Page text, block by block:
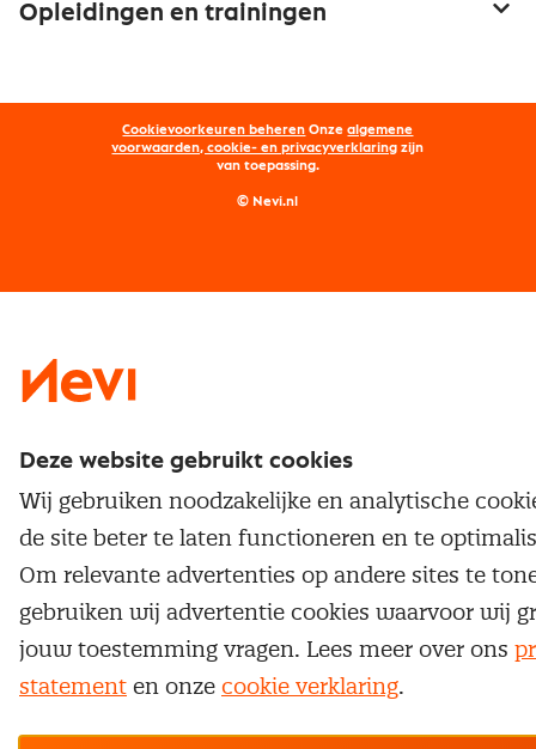
Netwerk en communities
Word lid van Nevi
Nevi PMI®
Onderhandelen
Opleidingen en trainingen
Opleidingen
Maatwerk
Nevi 2
Cookievoorkeuren beheren Onzealgemene
voorwaarden, cookie- en privacyverklaring zijn
van toepassing.
© Nevi.nl
Deze website gebruikt cookies
Wij gebruiken noodzakelijke en analytische
de site beter te laten functioneren en te
Om relevante advertenties op andere sites te
gebruiken wij advertentie cookies waarvoor wij
jouw toestemming vragen. Lees meer over ons
statement en onze cookie verklaring.